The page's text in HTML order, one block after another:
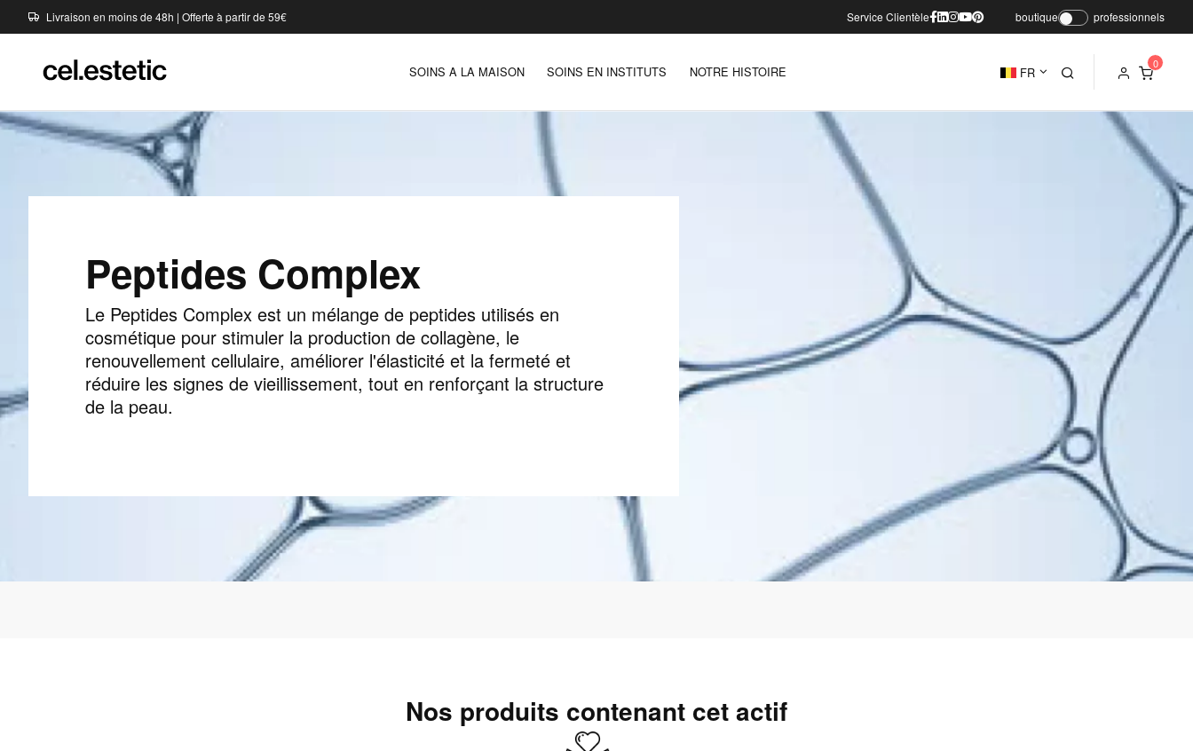
Livraison en moins de 48h | Offerte à partir de 59€ Service Clientèle boutique professionnels
SOINS A LA MAISON SOINS EN INSTITUTS NOTRE HISTOIRE FR
Peptides Complex
Le Peptides Complex est un mélange de peptides utilisés en
cosmétique pour stimuler la production de collagène, le
renouvellement cellulaire, améliorer l'élasticité et la fermeté et
réduire les signes de vieillissement, tout en renforçant la structure
de la peau.
Nos produits contenant cet actif